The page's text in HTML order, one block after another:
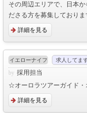
その周辺エリアで、日本
ださる方を募集しておりま
詳細を見る
イエローナイフ 求人してま
採用担当
☆オーロラツアーガイド・
詳細を見る